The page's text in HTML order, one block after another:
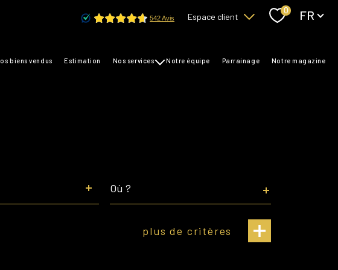
Espace client
0 FR
nos biens vendus estimation nos services notre équipe parrainage notre magazine
plus de critères